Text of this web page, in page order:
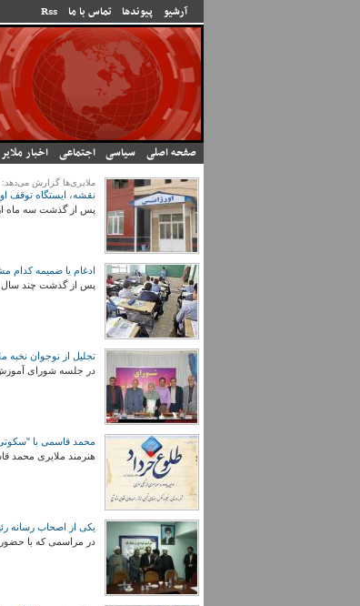
آرشیو پیوندها تماس با ما Rss
صفحه اصلی سیاسی اجتماعی اخبار ملایر
ملایری‌ها گزارش می‌دهد:
نقشه، ایستگاه توقف
پس از گذشت سه ماه از
ادغام یا ضمیمه
پس از گذشت چند سال
تجلیل از نوجوان نخبه
در جلسه شورای آموزش
محمد قاسمی با
هنرمند ملایری محمد
یکی از اصحاب رسانه
در مراسمی که با حضور